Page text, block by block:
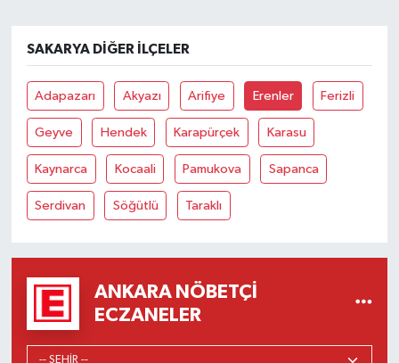
SAKARYA DIĞER İLÇELER
Adapazarı Akyazı Arifiye Erenler Ferizli
Geyve Hendek Karapürçek Karasu
Kaynarca Kocaali Pamukova Sapanca
Serdivan Söğütlü Taraklı
ANKARA NÖBETÇI
ECZANELER